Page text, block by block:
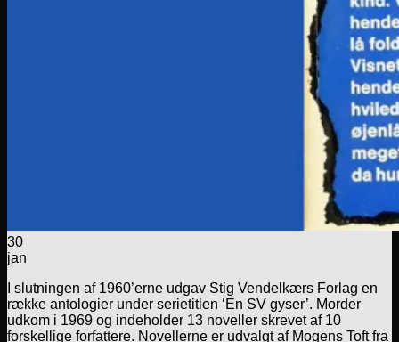
30
jan
I slutningen af 1960’erne udgav Stig Vendelkærs Forlag en
række antologier under serietitlen ‘En SV gyser’. Morder
udkom i 1969 og indeholder 13 noveller skrevet af 10
forskellige forfattere. Novellerne er udvalgt af Mogens Toft fra